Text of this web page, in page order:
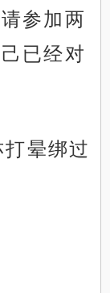
参加两
已经对
晕绑过